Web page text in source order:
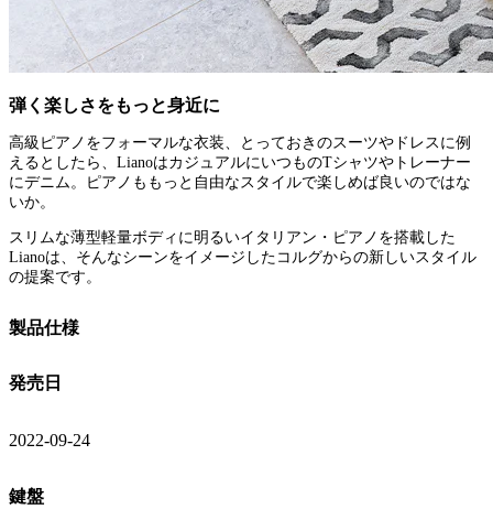
弾く楽しさをもっと身近に
高級ピアノをフォーマルな衣装、とっておきのスーツやドレスに例
えるとしたら、LianoはカジュアルにいつものTシャツやトレーナー
にデニム。ピアノももっと自由なスタイルで楽しめば良いのではな
いか。
スリムな薄型軽量ボディに明るいイタリアン・ピアノを搭載した
Lianoは、そんなシーンをイメージしたコルグからの新しいスタイル
の提案です。
製品仕様
発売日
2022-09-24
鍵盤